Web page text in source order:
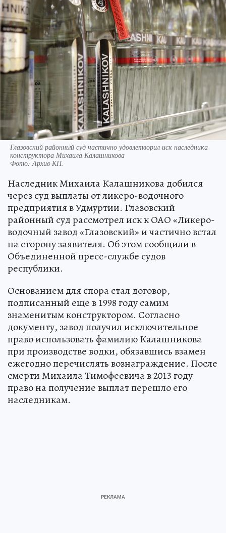
Глазовский районный суд частично удовлетворил иск наследника
конструктора Михаила Калашникова
Фото: Архив КП.
Наследник Михаила Калашникова добился
через суд выплаты от ликеро-водочного
предприятия в Удмуртии. Глазовский
районный суд рассмотрел иск к ОАО «Ликеро-
водочный завод «Глазовский» и частично встал
на сторону заявителя. Об этом сообщили в
Объединенной пресс-службе судов
республики.
Основанием для спора стал договор,
подписанный еще в 1998 году самим
знаменитым конструктором. Согласно
документу, завод получил исключительное
право использовать фамилию Калашникова
при производстве водки, обязавшись взамен
ежегодно перечислять вознаграждение. После
смерти Михаила Тимофеевича в 2013 году
право на получение выплат перешло его
наследникам.